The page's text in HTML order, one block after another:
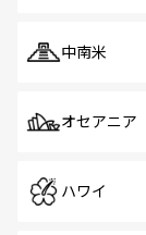
中南米
オセアニア
ハワイ